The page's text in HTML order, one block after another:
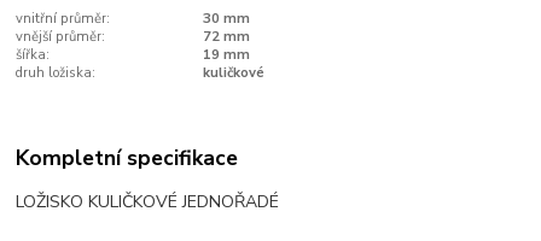
vnitřní průměr:
30 mm
vnější průměr:
72 mm
šířka:
19 mm
druh ložiska:
kuličkové
Kompletní specifikace
LOŽISKO KULIČKOVÉ JEDNOŘADÉ